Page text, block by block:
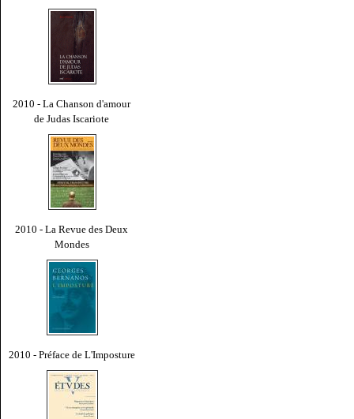
2010 - La Chanson d'amour
de Judas Iscariote
2010 - La Revue des Deux
Mondes
2010 - Préface de L'Imposture